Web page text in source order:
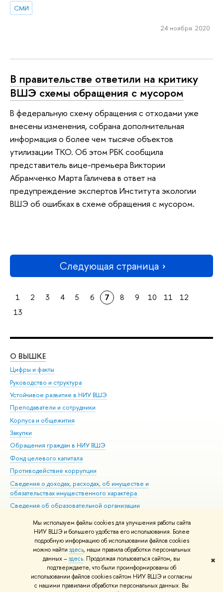
Мы используем файлы cookies для улучшения работы сайта
НИУ ВШЭ и большего удобства его использования. Более
подробную информацию об использовании файлов cookies
можно найти здесь, наши правила обработки персональных
данных –здесь. Продолжая пользоваться сайтом, вы
подтверждаете, что были проинформированы об
использовании файлов cookies сайтом НИУ ВШЭ и согласны
с нашими правилами обработки персональных данных. Вы
✖
СМИ
24 ноября 2020
В правительстве ответили на критику
ВШЭ схемы обращения с мусором
В федеральную схему обращения с отходами уже
внесены изменения, собрана дополнительная
информация о более чем тысяче объектов
утилизации ТКО. Об этом РБК сообщила
представитель вице-премьера Виктории
Абрамченко Марта Галичева в ответ на
предупреждение экспертов Института экологии
ВШЭ об ошибках в схеме обращения с мусором.
Следующая страница
1 2 3 4 5 6 7 8 9 10 11
12
13
О ВЫШКЕ
Цифры и факты
Руководство и структура
Устойчивое развитие в НИУ ВШЭ
Преподаватели и сотрудники
Корпуса и общежития
Закупки
Обращения граждан в НИУ ВШЭ
Фонд целевого капитала
Противодействие коррупции
Сведения о доходах, расходах, об имуществе и
обязательствах имущественного характера
Сведения об образовательной организации
Людям с ограниченными возможностями здоровья
Единая платежная страница
Работа в Вышке
© НИУ ВШЭ 1993–2026 Адреса и контакты Условия использования
материалов Политика конфиденциальности Карта сайта